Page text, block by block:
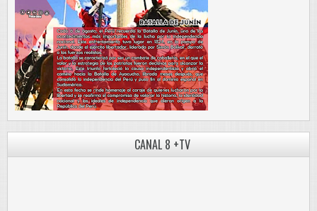
CANAL 8 +TV